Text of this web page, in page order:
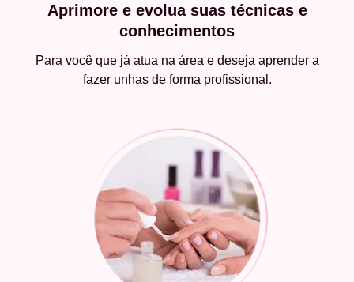
Aprimore e evolua suas técnicas e
conhecimentos
Para você que já atua na área e deseja aprender a
fazer unhas de forma profissional.